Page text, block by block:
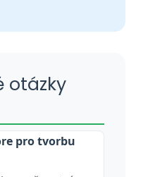
otázky
pro tvorbu